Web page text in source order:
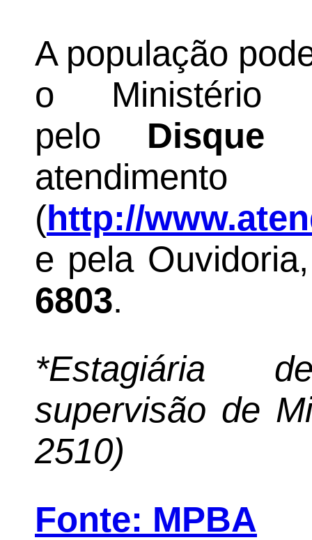
A população
o Ministério
pelo Disque
(http://
e pela
6803.
*Estagiária
supervisão de
2510)
Fonte: MPBA